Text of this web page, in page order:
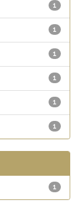
1
1
1
1
1
1
1